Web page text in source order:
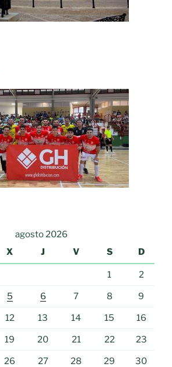
agosto 2026
X J V S D
1 2
5 6 7 8 9
12 13 14 15 16
19 20 21 22 23
26 27 28 29 30